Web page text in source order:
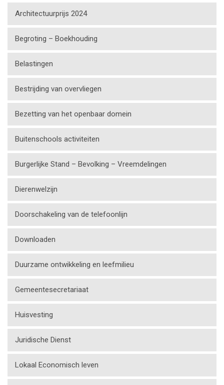
Architectuurprijs 2024
Begroting – Boekhouding
Belastingen
Bestrijding van overvliegen
Bezetting van het openbaar domein
Buitenschools activiteiten
Burgerlijke Stand – Bevolking – Vreemdelingen
Dierenwelzijn
Doorschakeling van de telefoonlijn
Downloaden
Duurzame ontwikkeling en leefmilieu
Gemeentesecretariaat
Huisvesting
Juridische Dienst
Lokaal Economisch leven